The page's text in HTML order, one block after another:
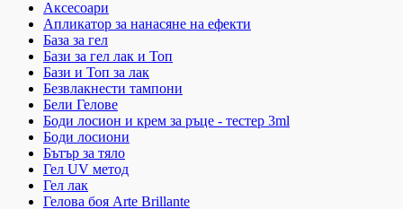
Аксесоари
Апликатор за нанасяне на ефекти
База за гел
Бази за гел лак и Топ
Бази и Топ за лак
Безвлакнести тампони
Бели Гелове
Боди лосион и крем за ръце - тестер 3ml
Боди лосиони
Бътър за тяло
Гел UV метод
Гел лак
Гелова боя Arte Brillante